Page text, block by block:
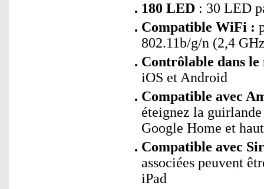
180 LED : 30 LED
Compatible WiFi :
802.11b/g/n (2,4
Contrôlable dans
iOS et Android
Compatible avec
éteignez la
Google Home et
Compatible avec
associées peuvent
iPad